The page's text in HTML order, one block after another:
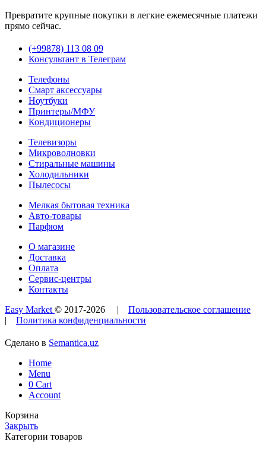
Превратите крупные покупки в легкие ежемесячные платежи
прямо сейчас.
(+99878) 113 08 09
Консультант в Телеграм
Телефоны
Смарт аксессуары
Ноутбуки
Принтеры/МФУ
Кондиционеры
Телевизоры
Микроволновки
Стиральные машины
Холодильники
Пылесосы
Мелкая бытовая техника
Авто-товары
Парфюм
О магазине
Доставка
Оплата
Сервис-центры
Контакты
Easy Market© 2017-2026
Пользовательское соглашение
Политика конфиденциальности
Сделано в Semantica.uz
Home
Menu
0 Cart
Account
Корзина
Закрыть
Категории товаров